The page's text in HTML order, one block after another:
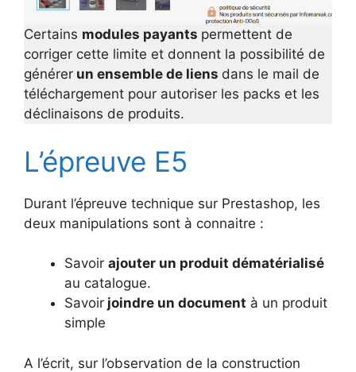
Certains modules payants permettent de
corriger cette limite et donnent la possibilité de
générer un ensemble de liens dans le mail de
téléchargement pour autoriser les packs et les
déclinaisons de produits.
L’épreuve E5
Durant l’épreuve technique sur Prestashop, les
deux manipulations sont à connaitre :
Savoir ajouter un produit dématérialisé
au catalogue.
Savoir joindre un document à un produit
simple
A l’écrit, sur l’observation de la construction